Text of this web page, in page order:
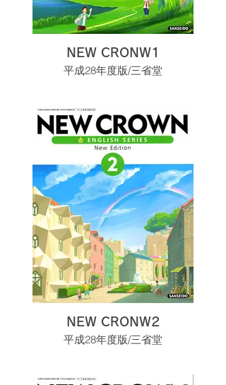
NEW CRONW1
平成28年度版/三省堂
NEW CRONW2
平成28年度版/三省堂